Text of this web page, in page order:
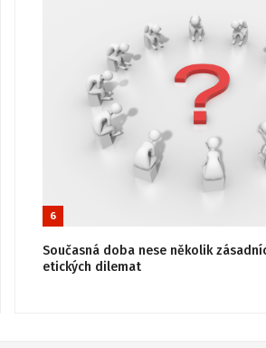
6
Současná doba nese několik
etických dilemat